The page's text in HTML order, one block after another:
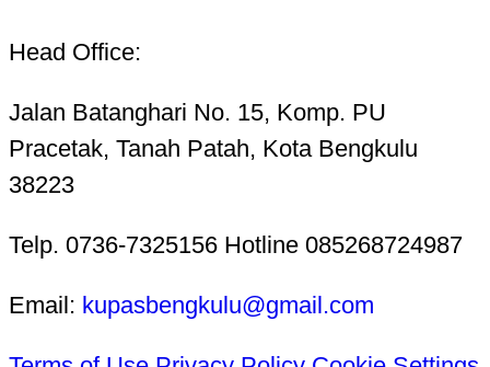
Head Office:
Jalan Batanghari No. 15, Komp. PU
Pracetak, Tanah Patah, Kota Bengkulu
38223
Telp. 0736-7325156 Hotline 085268724987
Email: kupasbengkulu@gmail.com